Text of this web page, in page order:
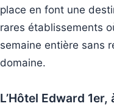
place en font une
rares établissements
semaine entière sans
domaine.
L’Hôtel Edward